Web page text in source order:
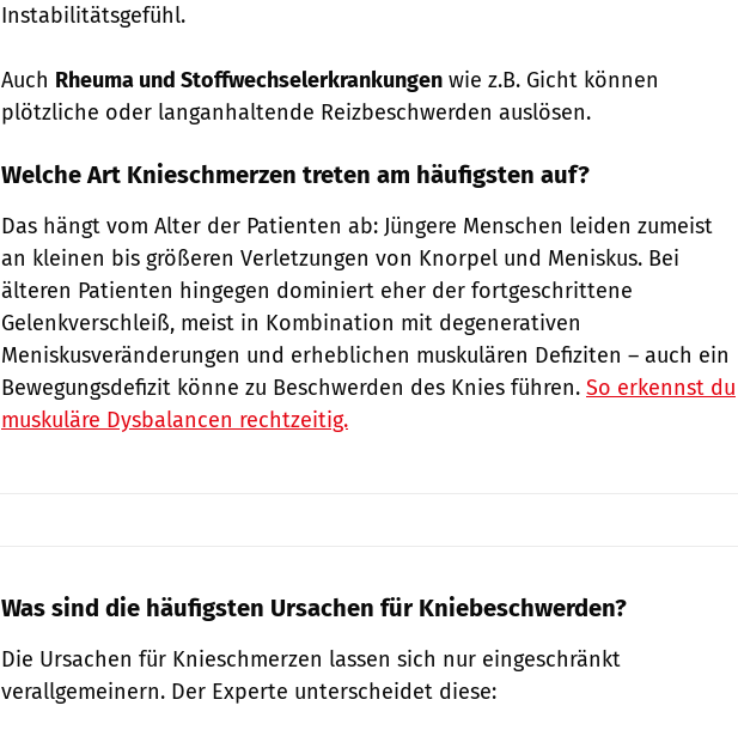
Instabilitätsgefühl.
Auch Rheuma und Stoffwechselerkrankungen wie z.B. Gicht können
plötzliche oder langanhaltende Reizbeschwerden auslösen.
Welche Art Knieschmerzen treten am häufigsten auf?
Das hängt vom Alter der Patienten ab: Jüngere Menschen leiden zumeist
an kleinen bis größeren Verletzungen von Knorpel und Meniskus. Bei
älteren Patienten hingegen dominiert eher der fortgeschrittene
Gelenkverschleiß, meist in Kombination mit degenerativen
Meniskusveränderungen und erheblichen muskulären Defiziten – auch ein
Bewegungsdefizit könne zu Beschwerden des Knies führen. So erkennst du
muskuläre Dysbalancen rechtzeitig.
Was sind die häufigsten Ursachen für Kniebeschwerden?
Die Ursachen für Knieschmerzen lassen sich nur eingeschränkt
verallgemeinern. Der Experte unterscheidet diese: